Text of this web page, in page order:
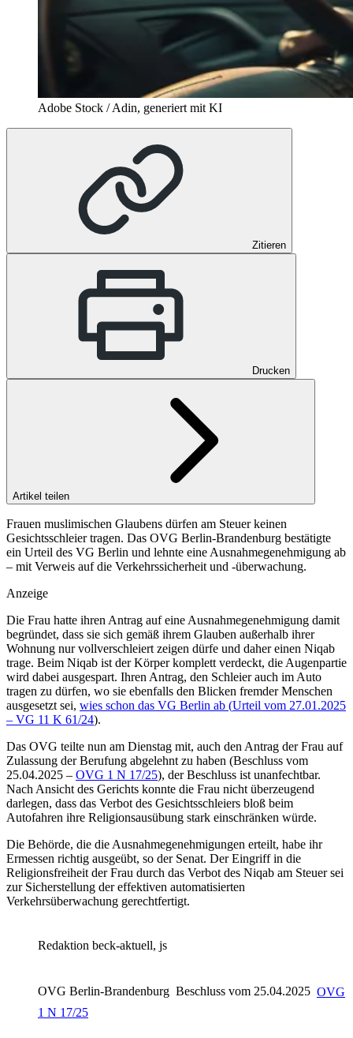
Adobe Stock / Adin, generiert mit KI
Zitieren
Drucken
Artikel teilen
Frauen muslimischen Glaubens dürfen am Steuer keinen
Gesichtsschleier tragen. Das OVG Berlin-Brandenburg bestätigte
ein Urteil des VG Berlin und lehnte eine Ausnahmegenehmigung ab
– mit Verweis auf die Verkehrssicherheit und -überwachung.
Anzeige
Die Frau hatte ihren Antrag auf eine Ausnahmegenehmigung damit
begründet, dass sie sich gemäß ihrem Glauben außerhalb ihrer
Wohnung nur vollverschleiert zeigen dürfe und daher einen Niqab
trage. Beim Niqab ist der Körper komplett verdeckt, die Augenpartie
wird dabei ausgespart. Ihren Antrag, den Schleier auch im Auto
tragen zu dürfen, wo sie ebenfalls den Blicken fremder Menschen
ausgesetzt sei, wies schon das VG Berlin ab (Urteil vom 27.01.2025
– VG 11 K 61/24).
Das OVG teilte nun am Dienstag mit, auch den Antrag der Frau auf
Zulassung der Berufung abgelehnt zu haben (Beschluss vom
25.04.2025 – OVG 1 N 17/25), der Beschluss ist unanfechtbar.
Nach Ansicht des Gerichts konnte die Frau nicht überzeugend
darlegen, dass das Verbot des Gesichtsschleiers bloß beim
Autofahren ihre Religionsausübung stark einschränken würde.
Die Behörde, die die Ausnahmegenehmigungen erteilt, habe ihr
Ermessen richtig ausgeübt, so der Senat. Der Eingriff in die
Religionsfreiheit der Frau durch das Verbot des Niqab am Steuer sei
zur Sicherstellung der effektiven automatisierten
Verkehrsüberwachung gerechtfertigt.
Redaktion beck-aktuell, js
OVG Berlin-Brandenburg Beschluss vom 25.04.2025 OVG
1 N 17/25